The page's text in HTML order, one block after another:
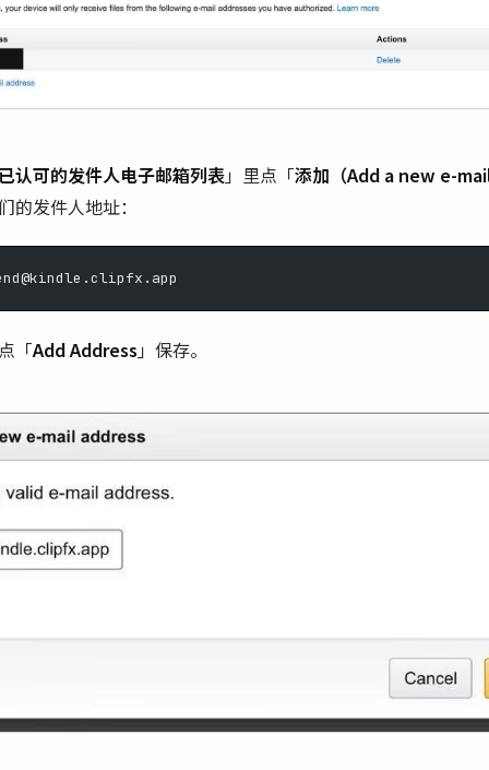
认可的发件人电子邮箱列表」里点「添加（Add a new e-
的发件人地址：
「Add Address」保存。